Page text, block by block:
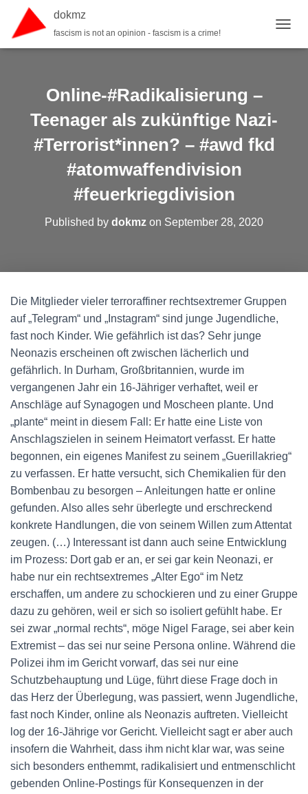
dokmz
fascism is not an opinion - fascism is a crime!
Online-#Radikalisierung –
Teenager als zukünftige Nazi-
#Terrorist*innen? – #awd fkd
#atomwaffendivision
#feuerkriegdivision
Published by dokmz on September 28, 2020
Die Mitglieder vieler terroraffiner rechtsextremer Gruppen
auf „Telegram“ und „Instagram“ sind junge Jugendliche,
fast noch Kinder. Wie gefährlich ist das? Sehr junge
Neonazis erscheinen oft zwischen lächerlich und
gefährlich. In Durham, Großbritannien, wurde im
vergangenen Jahr ein 16-Jähriger verhaftet, weil er
Anschläge auf Synagogen und Moscheen plante. Und
„plante“ meint in diesem Fall: Er hatte eine Liste von
Anschlagszielen in seinem Heimatort verfasst. Er hatte
begonnen, ein eigenes Manifest zu seinem „Guerillakrieg“
zu verfassen. Er hatte versucht, sich Chemikalien für den
Bombenbau zu besorgen – Anleitungen hatte er online
gefunden. Also alles sehr überlegte und erschreckend
konkrete Handlungen, die von seinem Willen zum Attentat
zeugen. (…) Interessant ist dann auch seine Entwicklung
im Prozess: Dort gab er an, er sei gar kein Neonazi, er
habe nur ein rechtsextremes „Alter Ego“ im Netz
erschaffen, um andere zu schockieren und zu einer Gruppe
dazu zu gehören, weil er sich so isoliert gefühlt habe. Er
sei zwar „normal rechts“, möge Nigel Farage, sei aber kein
Extremist – das sei nur seine Persona online. Während die
Polizei ihm im Gericht vorwarf, das sei nur eine
Schutzbehauptung und Lüge, führt diese Frage doch in
das Herz der Überlegung, was passiert, wenn Jugendliche,
fast noch Kinder, online als Neonazis auftreten. Vielleicht
log der 16-Jährige vor Gericht. Vielleicht sagt er aber auch
insofern die Wahrheit, dass ihm nicht klar war, was seine
sich besonders enthemmt, radikalisiert und entmenschlicht
gebenden Online-Postings für Konsequenzen in der